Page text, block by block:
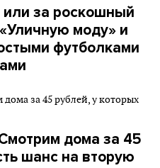
за роскошный
моду» и
футболками
дома за 45
шанс на вторую